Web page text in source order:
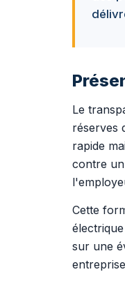
Le
réserves
rapide
contre
Cette
sur une